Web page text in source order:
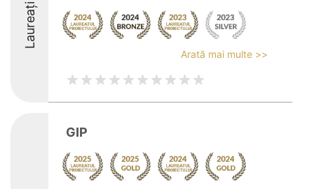
Laureați
Arată mai multe >>
GIP